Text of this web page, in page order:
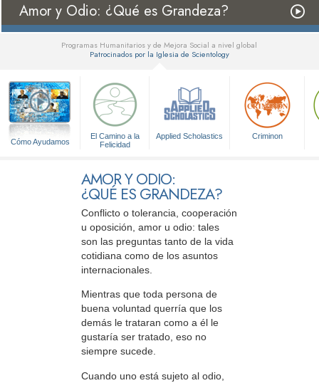
Amor y Odio: ¿Qué es Grandeza?
Programas Humanitarios y de Mejora Social a nivel global
Patrocinados por la Iglesia de Scientology
Cómo Ayudamos
El Camino a la
Felicidad
Applied Scholastics Criminon
AMOR Y ODIO:
¿QUÉ ES GRANDEZA?
Conflicto o tolerancia, cooperación
u oposición, amor u odio: tales
son las preguntas tanto de la vida
cotidiana como de los asuntos
internacionales.
Mientras que toda persona de
buena voluntad querría que los
demás le trataran como a él le
gustaría ser tratado, eso no
siempre sucede.
Cuando uno está sujeto al odio,